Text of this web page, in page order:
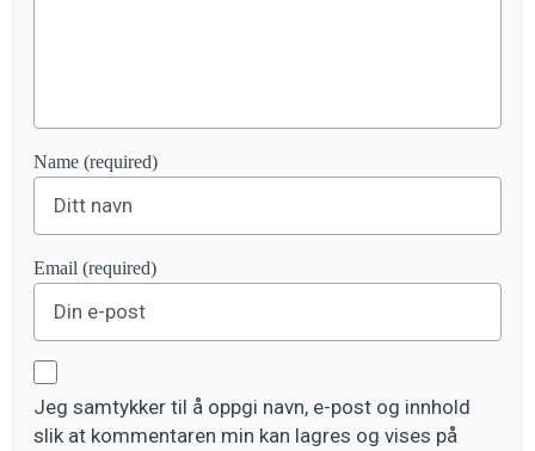
Name (required)
Email (required)
Jeg samtykker til å oppgi navn, e-post og innhold
slik at kommentaren min kan lagres og vises på